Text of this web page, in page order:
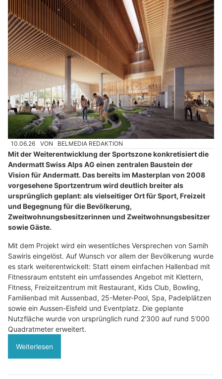
10.06.26 VON BELMEDIA REDAKTION
Mit der Weiterentwicklung der Sportszone konkretisiert die
Andermatt Swiss Alps AG einen zentralen Baustein der
Vision für Andermatt. Das bereits im Masterplan von 2008
vorgesehene Sportzentrum wird deutlich breiter als
ursprünglich geplant: als vielseitiger Ort für Sport, Freizeit
und Begegnung für die Bevölkerung,
Zweitwohnungsbesitzerinnen und Zweitwohnungsbesitzer
sowie Gäste.
Mit dem Projekt wird ein wesentliches Versprechen von Samih
Sawiris eingelöst. Auf Wunsch vor allem der Bevölkerung wurde
es stark weiterentwickelt: Statt einem einfachen Hallenbad mit
Fitnessraum entsteht ein umfassendes Angebot mit Klettern,
Fitness, Freizeitzentrum mit Restaurant, Kids Club, Bowling,
Familienbad mit Aussenbad, 25-Meter-Pool, Spa, Padelplätzen
sowie ein Aussen-Eisfeld und Eventplatz. Die geplante
Nutzfläche wurde von ursprünglich rund 2’300 auf rund 5’000
Quadratmeter erweitert.
Weiterlesen